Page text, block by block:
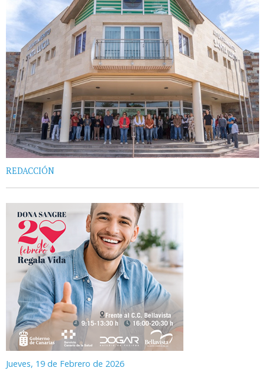
REDACCIÓN
Jueves, 19 de Febrero de 2026